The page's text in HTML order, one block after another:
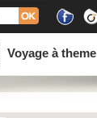
Voyage à theme